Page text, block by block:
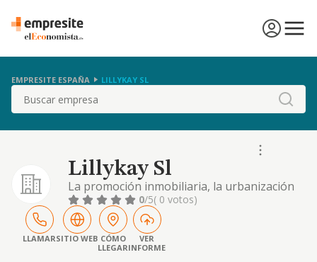
EMPRESITE ESPAÑA LILLYKAY SL
Buscar
Lillykay Sl
La promoción inmobiliaria, la urbanización
de terrenos, la compraventa yarriendo de
inmuebles; la construcción, acabado,
reparación, mantenimiento, rehabilitación y
conservación de edificaciones y obras civiles,
albañilería ytrabajos de. construcción en
0/5( 0 votos)
LLAMARSITIO WEB CÓMO
LLEGAR
VER
INFORME